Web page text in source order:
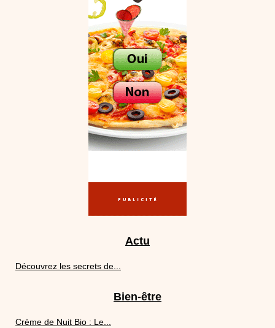
Actu
Découvrez les secrets de...
Bien-être
Crème de Nuit Bio : Le...